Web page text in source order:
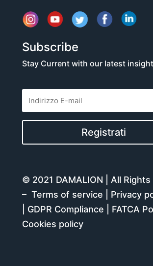
Subscribe
Stay Current with our latest
Registrati
© 2021 DAMALION | All
– Terms of service
Privacy
GDPR Compliance FATCA
Cookies policy